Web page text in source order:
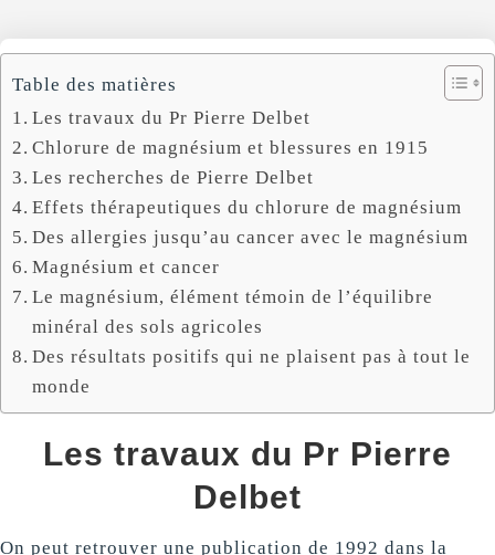
Table des matières
Les travaux du Pr Pierre Delbet
Chlorure de magnésium et blessures en 1915
Les recherches de Pierre Delbet
Effets thérapeutiques du chlorure de magnésium
Des allergies jusqu’au cancer avec le magnésium
Magnésium et cancer
Le magnésium, élément témoin de l’équilibre
minéral des sols agricoles
Des résultats positifs qui ne plaisent pas à tout le
monde
Les travaux du Pr Pierre
Delbet
On peut retrouver une publication de 1992 dans la